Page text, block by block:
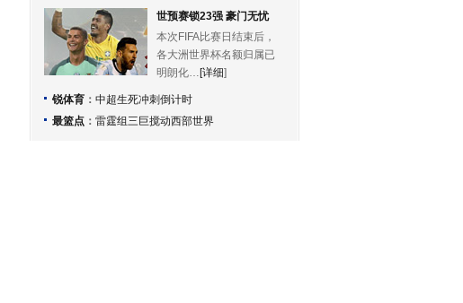
世预赛锁23强 豪门无忧
本次FIFA比赛日结束后，
各大洲世界杯名额归属已
明朗化… [详细]
锐体育 ： 中超生死冲刺倒计时
最篮点 ： 雷霆组三巨搅动西部世界